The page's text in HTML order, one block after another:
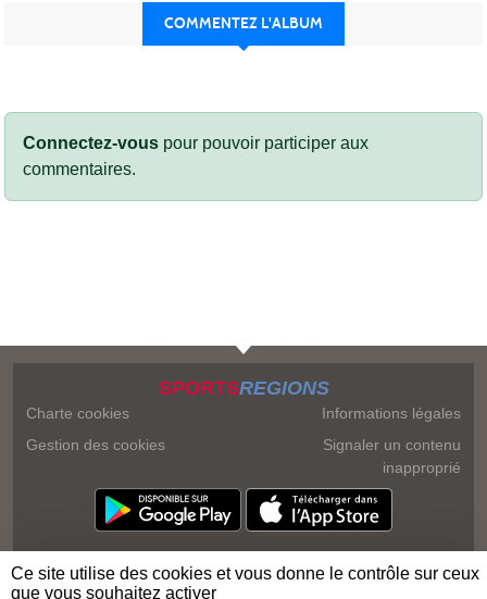
COMMENTEZ L'ALBUM
Connectez-vous pour pouvoir participer aux
commentaires.
SPORTSREGIONS
Charte cookies
Gestion des cookies
Informations légales
Signaler un contenu
inapproprié
Ce site utilise des cookies et vous donne le contrôle sur ceux
que vous souhaitez activer